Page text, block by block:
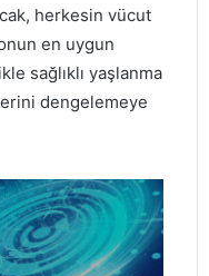
herkesin vücut
en uygun
sağlıklı yaşlanma
dengelemeye